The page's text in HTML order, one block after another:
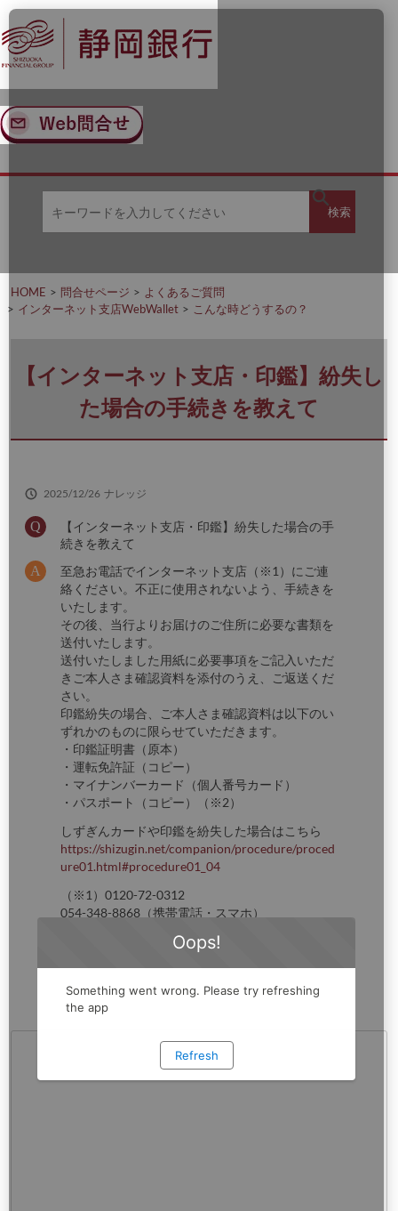
ナ
ビ
ゲ
ー
ン
へ
ス
メ
イ
ン
コ
ン
ツ
へ
ー
ワ
入
力
く
だ
検索
検
HOME 問合せページ
よくあるご質問
インターネット支店WebWallet
こんな時どうするの？
【インターネット支店・印鑑】紛失し
た場合の手続きを教えて
2025/12/26 ナレッジ
【インターネット支店・印鑑】紛失した場合の手
続きを教えて
至急お電話でインターネット支店（※1）にご連
絡ください。不正に使用されないよう、手続きを
いたします。
その後、当行よりお届けのご住所に必要な書類を
送付いたします。
送付いたしました用紙に必要事項をご記入いただ
きご本人さま確認資料を添付のうえ、ご返送くだ
さい。
印鑑紛失の場合、ご本人さま確認資料は以下のい
ずれかのものに限らせていただきます。
・印鑑証明書（原本）
・運転免許証（コピー）
・マイナンバーカード（個人番号カード）
・パスポート（コピー）（※2）
しずぎんカードや印鑑を紛失した場合はこちら
https://shizugin.net/companion/procedure/proced
ure01.html#procedure01_04
（※1）0120-72-0312
054-348-8868（携帯電話・スマホ）
（※2）2020年2月4日以降に申請された所持人記
入欄のないパスポートは、お受付できません。